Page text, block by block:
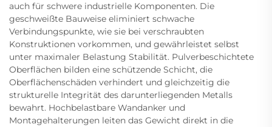
auch für schwere industrielle Komponenten. Die
geschweißte Bauweise eliminiert schwache
Verbindungspunkte, wie sie bei verschraubten
Konstruktionen vorkommen, und gewährleistet selbst
unter maximaler Belastung Stabilität. Pulverbeschichtete
Oberflächen bilden eine schützende Schicht, die
Oberflächenschäden verhindert und gleichzeitig die
strukturelle Integrität des darunterliegenden Metalls
bewahrt. Hochbelastbare Wandanker und
Montagehalterungen leiten das Gewicht direkt in die